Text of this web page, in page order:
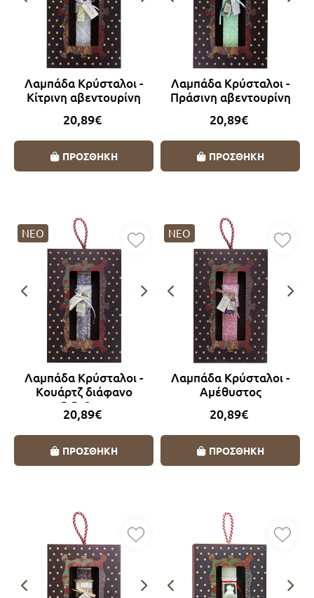
Λαμπάδα Κρύσταλοι -
Κίτρινη αβεντουρίνη
20,89€
ΠΡΟΣΘΗΚΗ
Λαμπάδα Κρύσταλοι -
Πράσινη αβεντουρίνη
20,89€
ΠΡΟΣΘΗΚΗ
ΝΕΟ
Λαμπάδα Κρύσταλοι -
Κουάρτζ διάφανο
5,5x2εκ.
20,89€
ΠΡΟΣΘΗΚΗ
ΝΕΟ
Λαμπάδα Κρύσταλοι -
Αμέθυστος
20,89€
ΠΡΟΣΘΗΚΗ